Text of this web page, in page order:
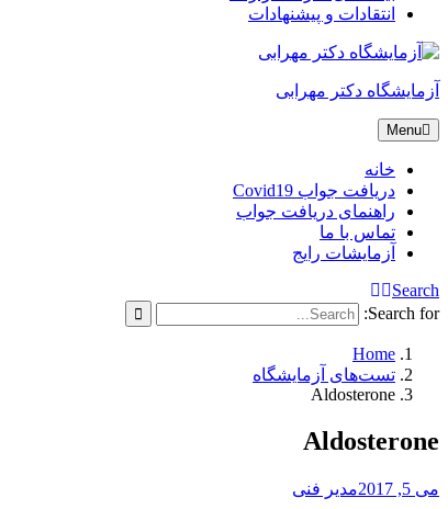
انتقادات و پیشنهادات
آزمایشگاه دکتر مهرابی
Menu
خانه
دریافت جواب Covid19
راهنمای دریافت جواب
تماس با ما
آزمایشات رایج
Search
Search for:
Home
تست‌های آزمایشگاه
Aldosterone
Aldosterone
می 5, 2017 مدیر فنی